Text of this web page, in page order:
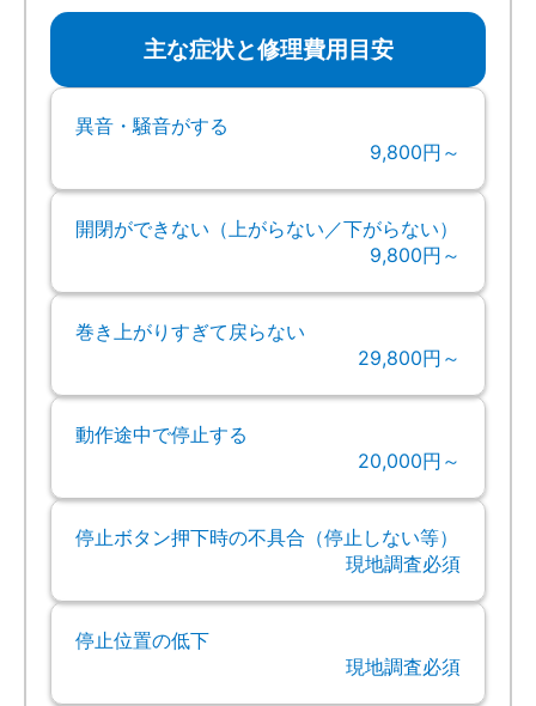
主な症状と修理費用目安
異音・騒音がする
9,800円～
開閉ができない（上がらない／下がらない）
9,800円～
巻き上がりすぎて戻らない
29,800円～
動作途中で停止する
20,000円～
停止ボタン押下時の不具合（停止しない等）
現地調査必須
停止位置の低下
現地調査必須